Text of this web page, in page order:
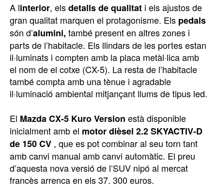
A linterior, elsdetalls de qualitat i els ajustos de
gran qualitat marquen el protagonisme. Els pedals
són d’alumini, també present en altres zones i
parts de l’habitacle. Els llindars de les portes estan
il·luminats i compten amb la placa metàl·lica amb
el nom de el cotxe (CX-5). La resta de l’habitacle
també compta amb una tènue i agradable
il·luminació ambiental mitjançant llums de tipus led.
El Mazda CX-5 Kuro Version està disponible
inicialment amb el motor dièsel 2.2 SKYACTIV-D
de 150 CV , que es pot combinar al seu torn tant
amb canvi manual amb canvi automàtic. El preu
d’aquesta nova versió de l’SUV nipó al mercat
francès arrenca en els 37. 300 euros.